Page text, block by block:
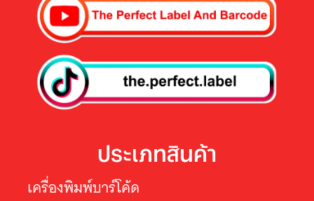
ประเภทสินค้า
เครื่องพิมพ์บาร์โค้ด